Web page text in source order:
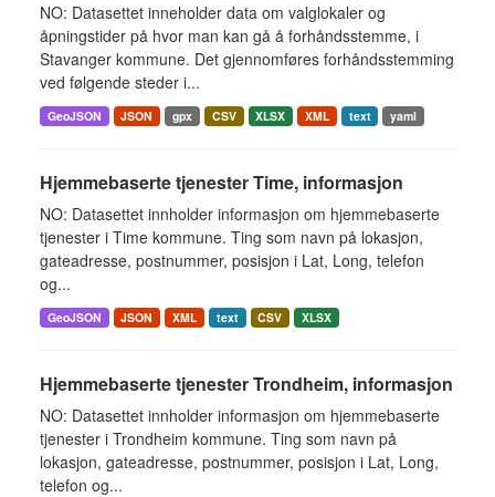
NO: Datasettet inneholder data om valglokaler og
åpningstider på hvor man kan gå å forhåndsstemme, i
Stavanger kommune. Det gjennomføres forhåndsstemming
ved følgende steder i...
GeoJSON JSON gpx CSV XLSX XML text yaml
Hjemmebaserte tjenester Time, informasjon
NO: Datasettet innholder informasjon om hjemmebaserte
tjenester i Time kommune. Ting som navn på lokasjon,
gateadresse, postnummer, posisjon i Lat, Long, telefon
og...
GeoJSON JSON XML text CSV XLSX
Hjemmebaserte tjenester Trondheim, informasjon
NO: Datasettet innholder informasjon om hjemmebaserte
tjenester i Trondheim kommune. Ting som navn på
lokasjon, gateadresse, postnummer, posisjon i Lat, Long,
telefon og...